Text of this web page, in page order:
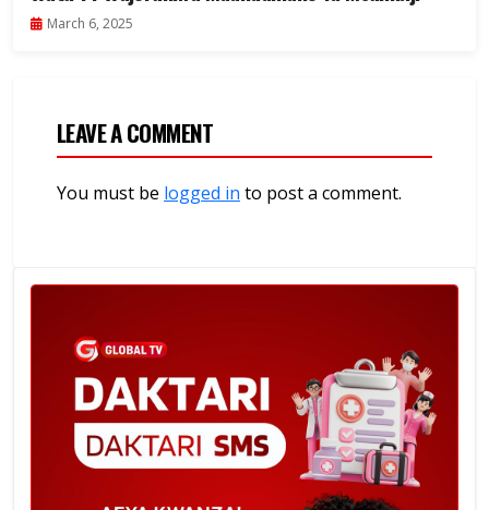
March 6, 2025
LEAVE A COMMENT
You must be logged in to post a comment.